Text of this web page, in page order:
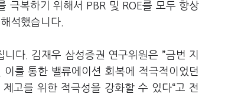
극복하기 위해서 PBR 및 ROE를 모두 향상
석했습니다.
다. 김재우 삼성증권 연구위원은 ”금번 지
를 통한 밸류에이션 회복에 적극적이었던
고를 위한 적극성을 강화할 수 있다“고 전